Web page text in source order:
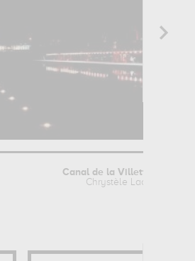
Canal de la Villette – Paris
Chrystèle Lacène